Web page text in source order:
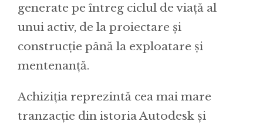
generate pe întreg ciclul de viață al
unui activ, de la proiectare și
construcție până la exploatare și
mentenanță.
Achiziția reprezintă cea mai mare
tranzacție din istoria Autodesk și